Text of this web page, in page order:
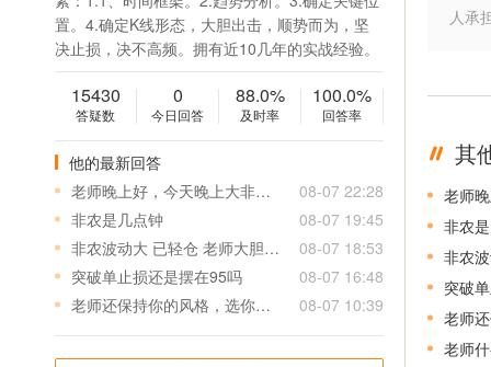
置。4.确定K线形态，大胆出击，顺势而为，坚
决止损，决不高频。拥有近10几年的实战经验。
15430
答疑数
0
今日回答
88.0%
及时率
100.0%
回答率
他的最新回答
老师晚上好，今天晚上大非农有什么福利单可以领取的呀
08-07 22:28
非农是几点钟
08-07 19:45
非农波动大 已轻仓 老师大胆操作
08-07 18:53
突破单止损还是摆在95吗
08-07 16:48
老师还保持你的风格，选你就是因为小止损高盈利，别的老师动不动15-20个点止损，看着盈利5个点减仓，其实买入卖出各偷一个点，再加上点差，盈利只剩两个点不到，亏一单得盈利七八单，所以老师保持自己的风格啊，保持下去盈利可观
08-07 10:39
人承
其
老师
非农
非农
突破
老师